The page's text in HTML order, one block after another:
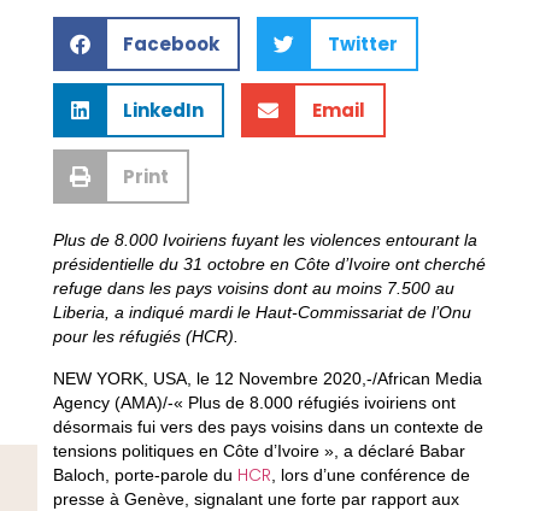
Facebook Twitter
LinkedIn Email
Print
Plus de 8.000 Ivoiriens fuyant les violences entourant la
présidentielle du 31 octobre en Côte d’Ivoire ont cherché
refuge dans les pays voisins dont au moins 7.500 au
Liberia, a indiqué mardi le Haut-Commissariat de l’Onu
pour les réfugiés (HCR).
NEW YORK, USA, le 12 Novembre 2020,-/African Media
Agency (AMA)/-« Plus de 8.000 réfugiés ivoiriens ont
désormais fui vers des pays voisins dans un contexte de
tensions politiques en Côte d’Ivoire », a déclaré Babar
Baloch, porte-parole du HCR , lors d’une conférence de
presse à Genève, signalant une forte par rapport aux